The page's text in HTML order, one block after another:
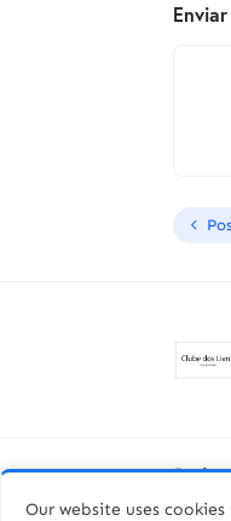
Our website uses